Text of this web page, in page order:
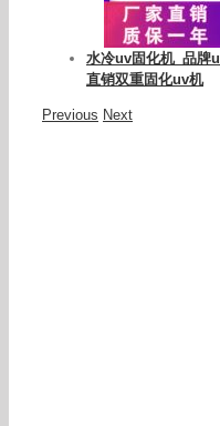
Previous Next
水冷uv固化机_品牌
直销双重固化uv机